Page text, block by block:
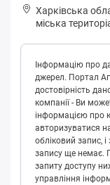
Харківська
міська
Інформацію про
джерел. Портал
достовірність
компанії - Ви
інформацією про
авторизуватися
обліковий запис,
запису ще немає.
запиту доступу
управління